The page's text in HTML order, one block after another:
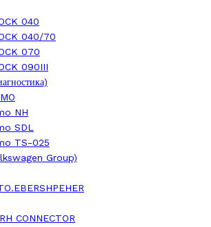
040
040/70
070
090III
NH
SDL
TS-025
Group)
CONNECTOR